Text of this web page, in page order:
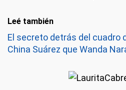
Leé también
El secreto detrás del cuadro
China Suárez que Wanda